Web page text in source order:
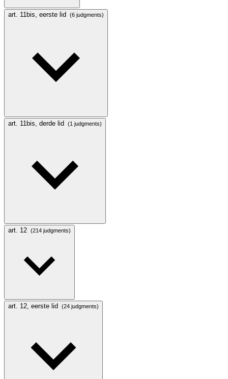
art. 11bis, eerste lid (6 judgments)
art. 11bis, derde lid (1 judgments)
art. 12 (214 judgments)
art. 12, eerste lid (24 judgments)